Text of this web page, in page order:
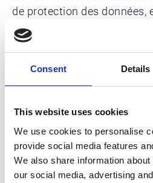
Consent Details
This website uses cookies
We use cookies to personalise
provide social media features
We also share information
our social media, advertising
de protection des données,
barrières d’infrastructure
Lois américaines sur la
vie privée